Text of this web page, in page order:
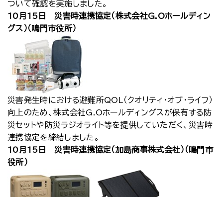
ついて確認を実施しました。
10月15日 災害時連携協定（株式会社G.Oホールディン
グス）（鳴門市役所）
災害発生時における避難所QOL（クオリティ・オブ・ライフ）
向上のため、株式会社G.Oホールディングスが保有する防
災セットや防災ラジオライト等を提供していただく、災害時
連携協定を締結しました。
10月15日 災害時連携協定（加島商事株式会社）（鳴門市
役所）